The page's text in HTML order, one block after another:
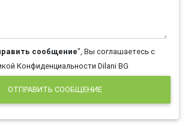
сообщение", Вы соглашаетесь с
Конфиденциальности Dilani BG
ОТПРАВИТЬ СООБЩЕНИЕ